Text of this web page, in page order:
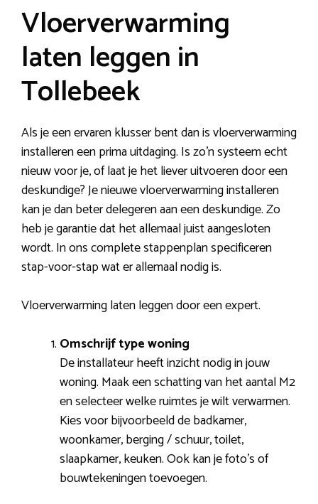
Vloerverwarming
laten leggen in
Tollebeek
Als je een ervaren klusser bent dan is vloerverwarming
installeren een prima uitdaging. Is zo’n systeem echt
nieuw voor je, of laat je het liever uitvoeren door een
deskundige? Je nieuwe vloerverwarming installeren
kan je dan beter delegeren aan een deskundige. Zo
heb je garantie dat het allemaal juist aangesloten
wordt. In ons complete stappenplan specificeren
stap-voor-stap wat er allemaal nodig is.
Vloerverwarming laten leggen door een expert.
Omschrijf type woning
De installateur heeft inzicht nodig in jouw
woning. Maak een schatting van het aantal M2
en selecteer welke ruimtes je wilt verwarmen.
Kies voor bijvoorbeeld de badkamer,
woonkamer, berging / schuur, toilet,
slaapkamer, keuken. Ook kan je foto’s of
bouwtekeningen toevoegen.